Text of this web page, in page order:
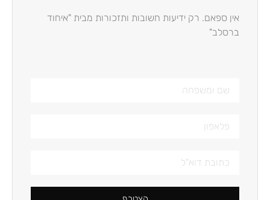
אין ספאם. רק ידיעות חשובות ותזכורות מבית "איחוד
ברסלב"